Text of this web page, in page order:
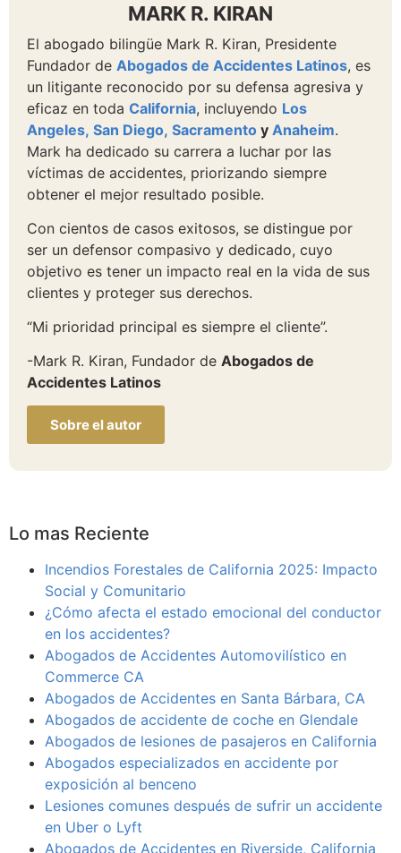
MARK R. KIRAN
El abogado bilingüe Mark R. Kiran, Presidente
Fundador de Abogados de Accidentes Latinos, es
un litigante reconocido por su defensa agresiva y
eficaz en toda California, incluyendo Los
Angeles, San Diego, Sacramento y Anaheim.
Mark ha dedicado su carrera a luchar por las
víctimas de accidentes, priorizando siempre
obtener el mejor resultado posible.
Con cientos de casos exitosos, se distingue por
ser un defensor compasivo y dedicado, cuyo
objetivo es tener un impacto real en la vida de sus
clientes y proteger sus derechos.
“Mi prioridad principal es siempre el cliente”.
-Mark R. Kiran, Fundador de Abogados de
Accidentes Latinos
Sobre el autor
Lo mas Reciente
Incendios Forestales de California 2025: Impacto
Social y Comunitario
¿Cómo afecta el estado emocional del conductor
en los accidentes?
Abogados de Accidentes Automovilístico en
Commerce CA
Abogados de Accidentes en Santa Bárbara, CA
Abogados de accidente de coche en Glendale
Abogados de lesiones de pasajeros en California
Abogados especializados en accidente por
exposición al benceno
Lesiones comunes después de sufrir un accidente
en Uber o Lyft
Abogados de Accidentes en Riverside, California